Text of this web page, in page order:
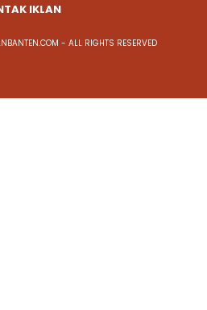
IKLAN
- ALL RIGHTS RESERVED